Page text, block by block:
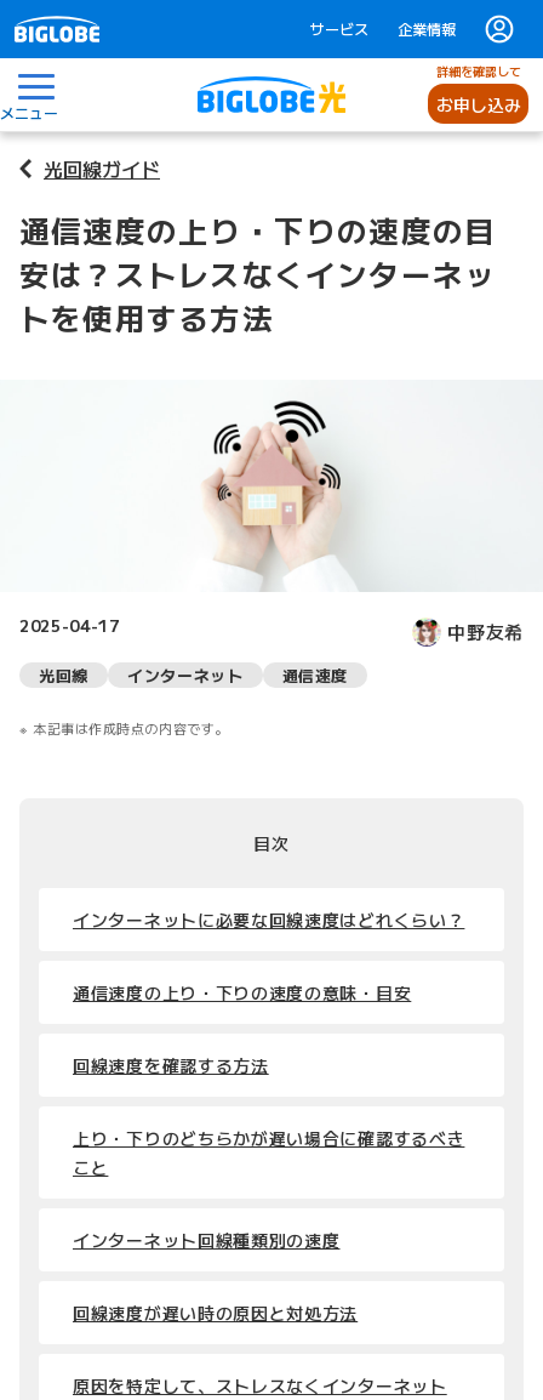
サービス 企業情報
メニュー
詳細を確認して
お申し込み
光回線ガイド
通信速度の上り・下りの速度の目
安は？ストレスなくインターネッ
トを使用する方法
2025-04-17 中野友希
光回線 インターネット 通信速度
本記事は作成時点の内容です。
目次
インターネットに必要な回線速度はどれくらい？
通信速度の上り・下りの速度の意味・目安
回線速度を確認する方法
上り・下りのどちらかが遅い場合に確認するべき
こと
インターネット回線種類別の速度
回線速度が遅い時の原因と対処方法
原因を特定して、ストレスなくインターネット